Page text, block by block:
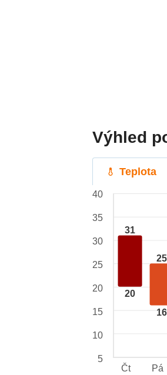
Výhled
Teplota
31
20
25
16
40
35
30
25
20
15
10
5
Čt
Pá